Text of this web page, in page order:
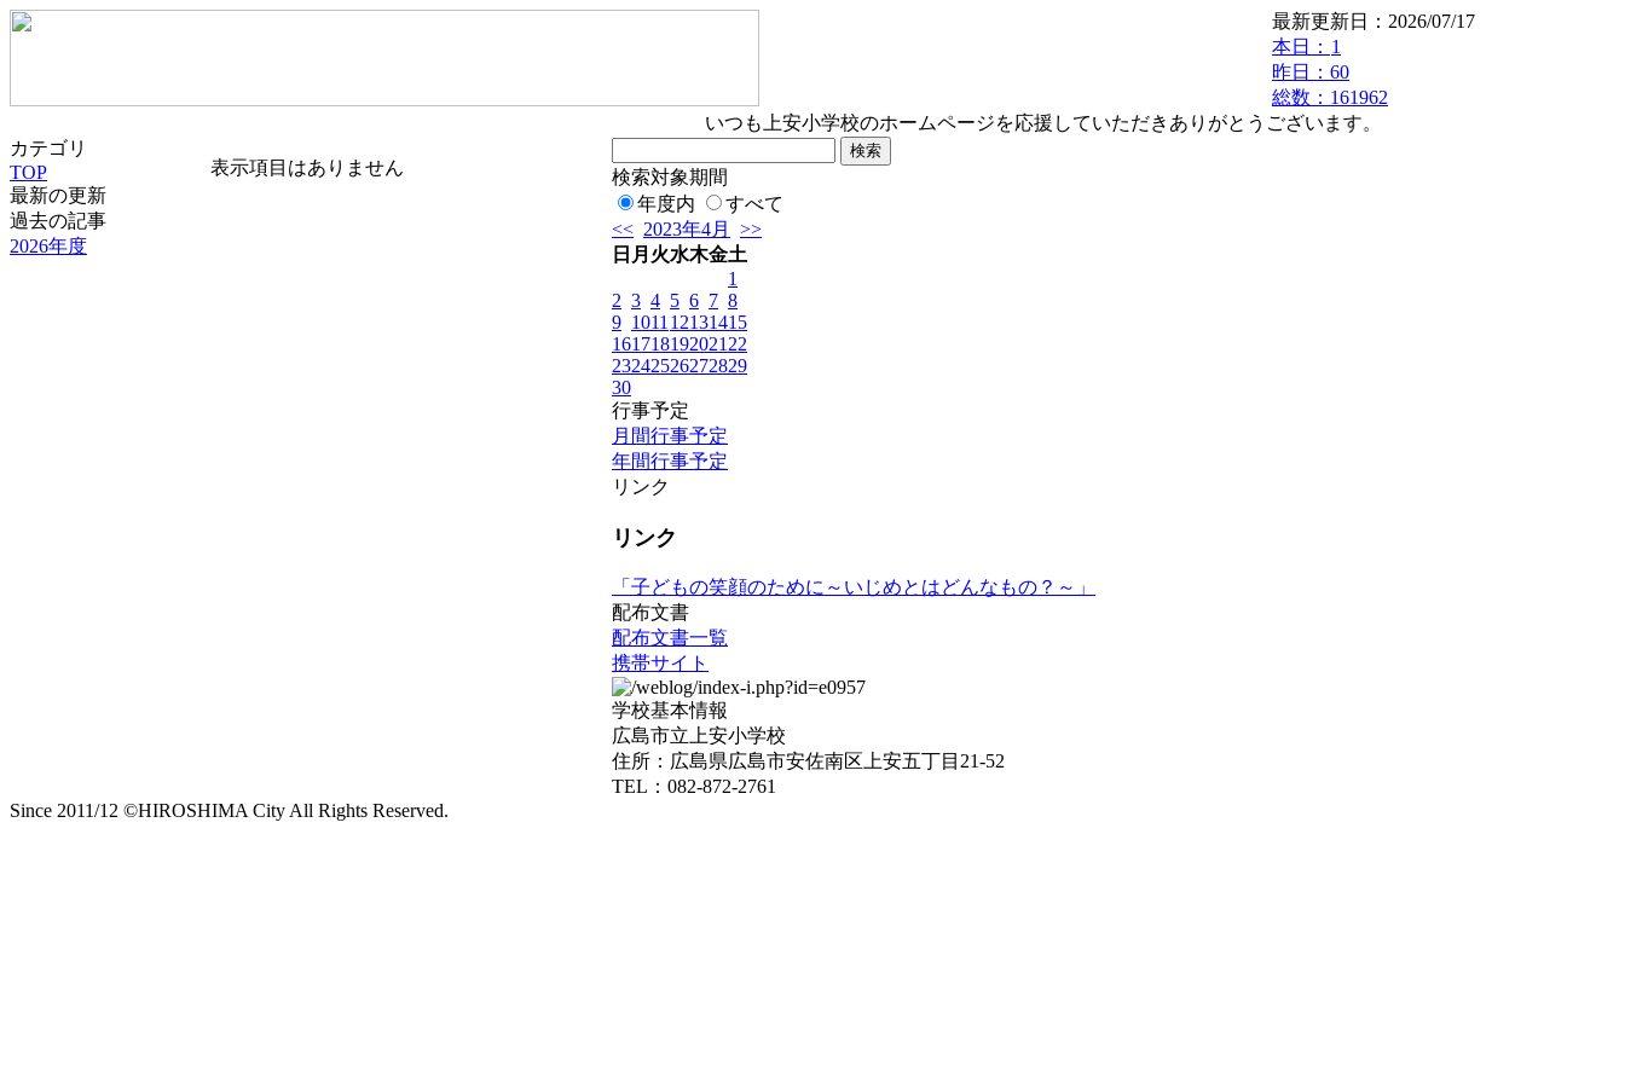
最新更新日：2026/07/17
本日： 1
昨日：60
総数：161962
いつも上安小学校のホームページを応援していただきありがとうございます。
カテゴリ
TOP
最新の更新
過去の記事
2026年度
表示項目はありません
検索対象期間
年度内
すべて
<< 2023年4月
>>
日 月 火水木金土
1
2 3 4 5 6 7 8
9 1011 12131415
161718192021 22
23242526272829
30
行事予定
月間行事予定
年間行事予定
リンク
リンク
「子どもの笑顔のために～いじめとはどんなもの？～」
配布文書
配布文書一覧
携帯サイト
学校基本情報
広島市立上安小学校
住所：広島県広島市安佐南区上安五丁目21-52
TEL：082-872-2761
Since 2011/12 ©HIROSHIMA City All Rights Reserved.